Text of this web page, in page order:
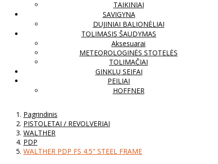
TAIKINIAI
SAVIGYNA
DUJINIAI BALIONĖLIAI
TOLIMASIS ŠAUDYMAS
Aksesuarai
METEOROLOGINĖS STOTELĖS
TOLIMAČIAI
GINKLŲ SEIFAI
PEILIAI
HOFFNER
Pagrindinis
PISTOLETAI / REVOLVERIAI
WALTHER
PDP
WALTHER PDP FS 4.5" STEEL FRAME